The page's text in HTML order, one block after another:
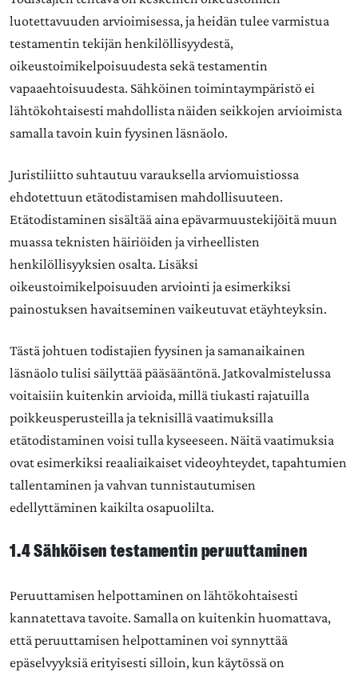
luotettavuuden arvioimisessa, ja heidän tulee varmistua
testamentin tekijän henkilöllisyydestä,
oikeustoimikelpoisuudesta sekä testamentin
vapaaehtoisuudesta. Sähköinen toimintaympäristö ei
lähtökohtaisesti mahdollista näiden seikkojen arvioimista
samalla tavoin kuin fyysinen läsnäolo.
Juristiliitto suhtautuu varauksella arviomuistiossa
ehdotettuun etätodistamisen mahdollisuuteen.
Etätodistaminen sisältää aina epävarmuustekijöitä muun
muassa teknisten häiriöiden ja virheellisten
henkilöllisyyksien osalta. Lisäksi
oikeustoimikelpoisuuden arviointi ja esimerkiksi
painostuksen havaitseminen vaikeutuvat etäyhteyksin.
Tästä johtuen todistajien fyysinen ja samanaikainen
läsnäolo tulisi säilyttää pääsääntönä. Jatkovalmistelussa
voitaisiin kuitenkin arvioida, millä tiukasti rajatuilla
poikkeusperusteilla ja teknisillä vaatimuksilla
etätodistaminen voisi tulla kyseeseen. Näitä vaatimuksia
ovat esimerkiksi reaaliaikaiset videoyhteydet, tapahtumien
tallentaminen ja vahvan tunnistautumisen
edellyttäminen kaikilta osapuolilta.
1.4 Sähköisen testamentin peruuttaminen
Peruuttamisen helpottaminen on lähtökohtaisesti
kannatettava tavoite. Samalla on kuitenkin huomattava,
että peruuttamisen helpottaminen voi synnyttää
epäselvyyksiä erityisesti silloin, kun käytössä on